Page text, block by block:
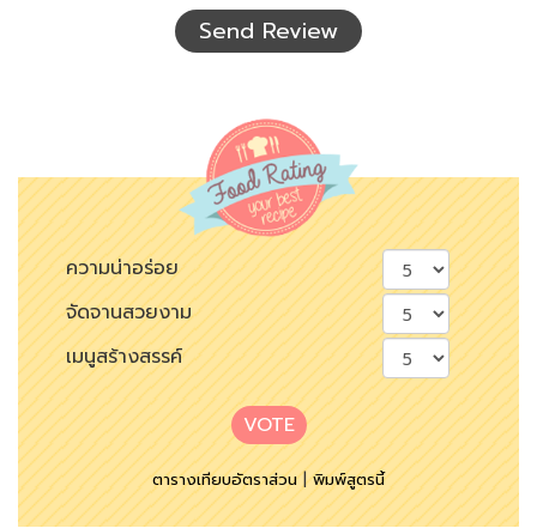
Send Review
ความน่าอร่อย
จัดจานสวยงาม
เมนูสร้างสรรค์
VOTE
ตารางเทียบอัตราส่วน|พิมพ์สูตรนี้